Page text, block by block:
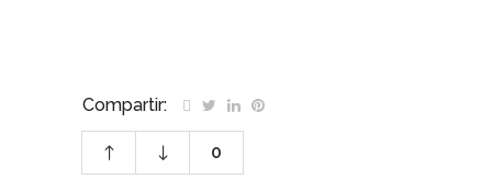
Compartir:
0